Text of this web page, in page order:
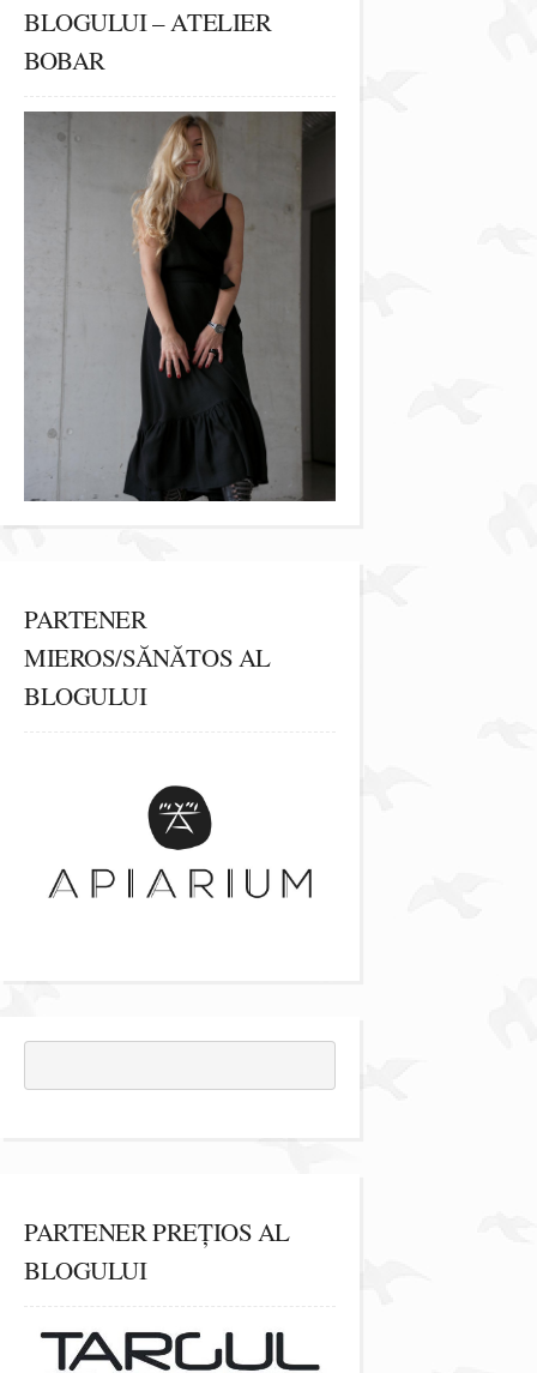
BLOGULUI – ATELIER
BOBAR
PARTENER
MIEROS/SĂNĂTOS AL
BLOGULUI
PARTENER PREȚIOS AL
BLOGULUI